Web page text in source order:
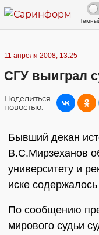
11 апреля 2008, 13:25
СГУ выиграл
Поделиться
новостью:
Бывший декан
В.С.Мирзеханов
университету и
иске
По сообщению
мирового судьи